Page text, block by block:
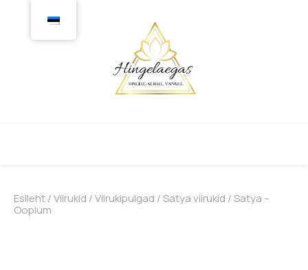
Esileht/Viirukid /Viirukipulgad /Satya viirukid / Satya –
Oopium